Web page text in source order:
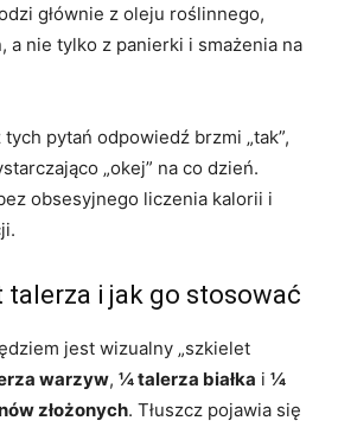
głównie z oleju roślinnego,
a nie tylko z panierki i smażenia na
pytań odpowiedź brzmi „tak”,
„okej” na co dzień.
obsesyjnego liczenia kalorii i
talerza i jak go stosować
jest wizualny „szkielet
warzyw, ¼ talerza białka i ¼
złożonych. Tłuszcz pojawia się